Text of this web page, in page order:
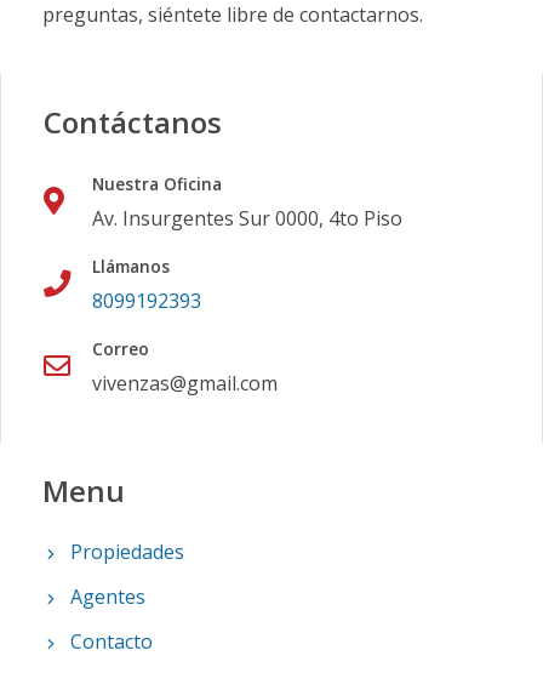
preguntas, siéntete libre de contactarnos.
Contáctanos
Nuestra Oficina
Av. Insurgentes Sur 0000, 4to Piso
Llámanos
8099192393
Correo
vivenzas@gmail.com
Menu
Propiedades
Agentes
Contacto